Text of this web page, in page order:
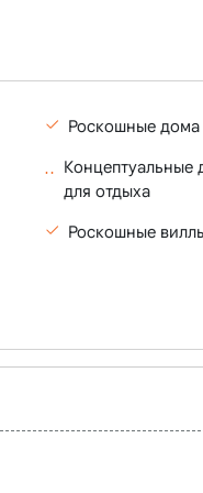
Роскошные дома
Концептуальные
для отдыха
Роскошные